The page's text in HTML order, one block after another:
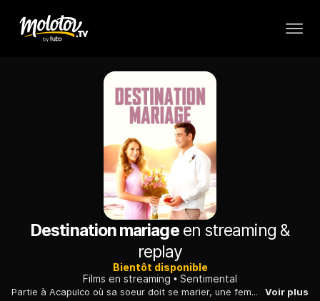
Destination mariageen streaming &
replay
Bientôt disponible
Films en streaming
Sentimental
Partie à Acapulco où sa soeur doit se marier, une femme y retrouve un ancien compagnon, témoin du marié. Ils doivent s'entendre pour les derniers préparatifs. Voir plus